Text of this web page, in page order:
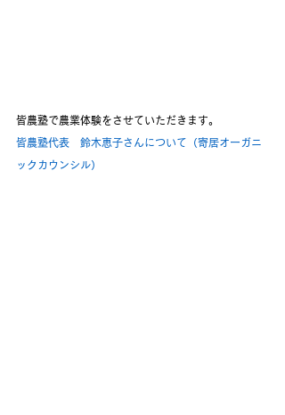
皆農塾で農業体験をさせていただきます。
皆農塾代表　鈴木恵子さんについて（寄居オーガニ
ックカウンシル）